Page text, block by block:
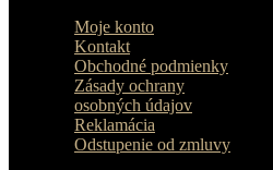
Moje konto
Kontakt
Obchodné podmienky
Zásady ochrany
osobných údajov
Reklamácia
Odstupenie od zmluvy